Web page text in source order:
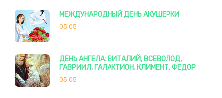
МЕЖДУНАРОДНЫЙ ДЕНЬ АКУШЕРКИ
05.05
ДЕНЬ АНГЕЛА: ВИТАЛИЙ, ВСЕВОЛОД,
ГАВРИИЛ, ГАЛАКТИОН, КЛИМЕНТ, ФЕДОР
05.05